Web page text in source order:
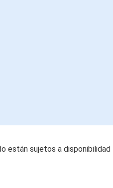
están sujetos a disponibilidad